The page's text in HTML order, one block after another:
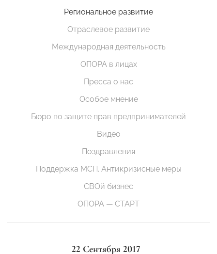
Региональное развитие
Отраслевое развитие
Международная деятельность
ОПОРА в лицах
Пресса о нас
Особое мнение
Бюро по защите прав предпринимателей
Видео
Поздравления
Поддержка МСП. Антикризисные меры
СВОй бизнес
ОПОРА — СТАРТ
22 Сентября 2017